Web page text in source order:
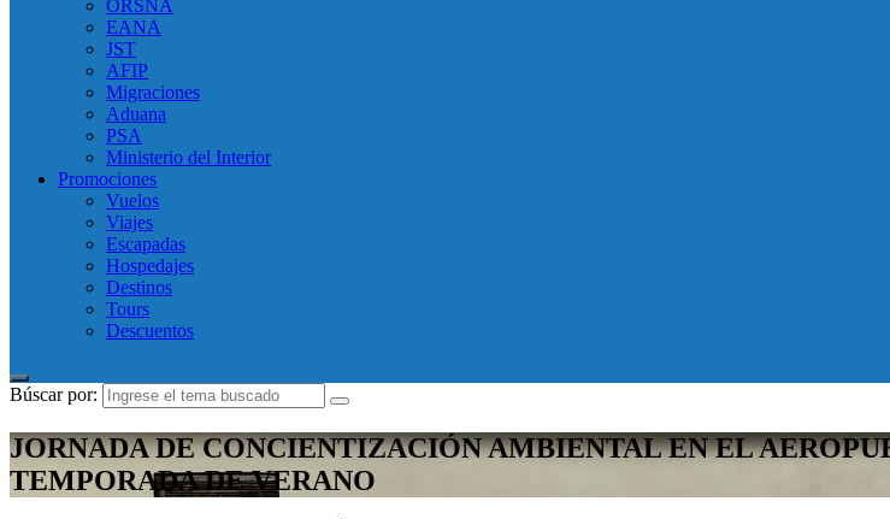
ORSNA
EANA
JST
AFIP
Migraciones
Aduana
PSA
Ministerio del Interior
Promociones
Vuelos
Viajes
Escapadas
Hospedajes
Destinos
Tours
Descuentos
Búscar por:
JORNADA DE CONCIENTIZACIÓN AMBIENTAL EN EL
TEMPORADA DE VERANO